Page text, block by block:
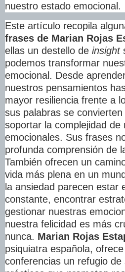
nuestro estado emocional.
Este artículo recopila
frases de Marian Rojas
ellas un destello de insight
podemos transformar
emocional. Desde
nuestros pensamientos
mayor resiliencia frente a
sus palabras se
soportar la complejidad de
emocionales. Sus frases
profunda comprensión de
También ofrecen un
vida más plena en un
la ansiedad parecen estar
constante, encontrar
gestionar nuestras
nuestra felicidad es más
nunca. Marian Rojas
psiquiatra española,
conferencias un refugio